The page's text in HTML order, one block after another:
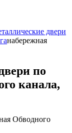
двери
набережная
по
канала,
Обводного